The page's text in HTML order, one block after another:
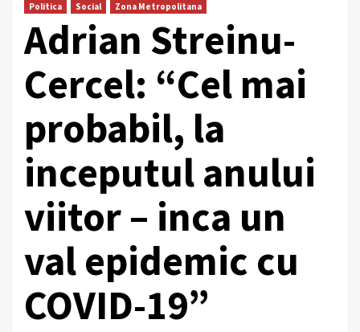
Politica Social Zona Metropolitana
Adrian Streinu-
Cercel: “Cel mai
probabil, la
inceputul anului
viitor – inca un
val epidemic cu
COVID-19”